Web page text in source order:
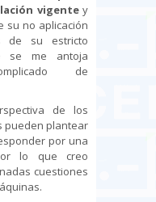
vigente y
su no aplicación
de su estricto
se me antoja
de
de los
pueden plantear
por una
lo que creo
cuestiones